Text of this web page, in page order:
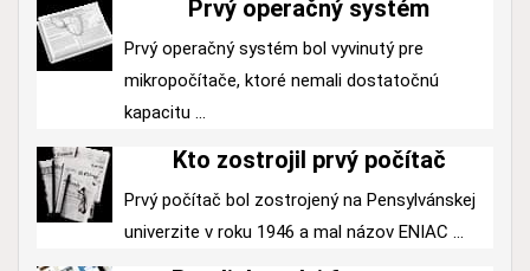
Prvý operačný systém
Prvý operačný systém bol vyvinutý pre
mikropočítače, ktoré nemali dostatočnú
kapacitu ...
Kto zostrojil prvý počítač
Prvý počítač bol zostrojený na Pensylvánskej
univerzite v roku 1946 a mal názov ENIAC ...